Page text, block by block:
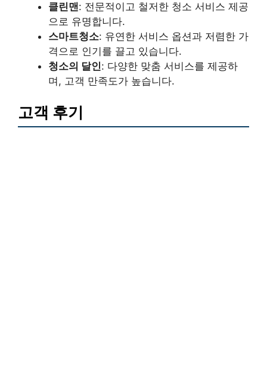
클린맨: 전문적이고 철저한 청소 서비스 제공
으로 유명합니다.
스마트청소: 유연한 서비스 옵션과 저렴한 가
격으로 인기를 끌고 있습니다.
청소의 달인: 다양한 맞춤 서비스를 제공하
며, 고객 만족도가 높습니다.
고객 후기